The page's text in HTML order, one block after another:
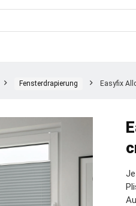
Fensterdrapierung Easyfix